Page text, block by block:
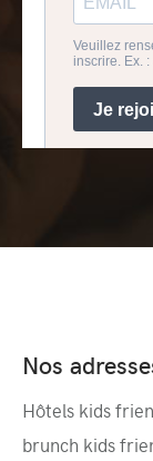
Nos
Hôtels kids
brunch kids